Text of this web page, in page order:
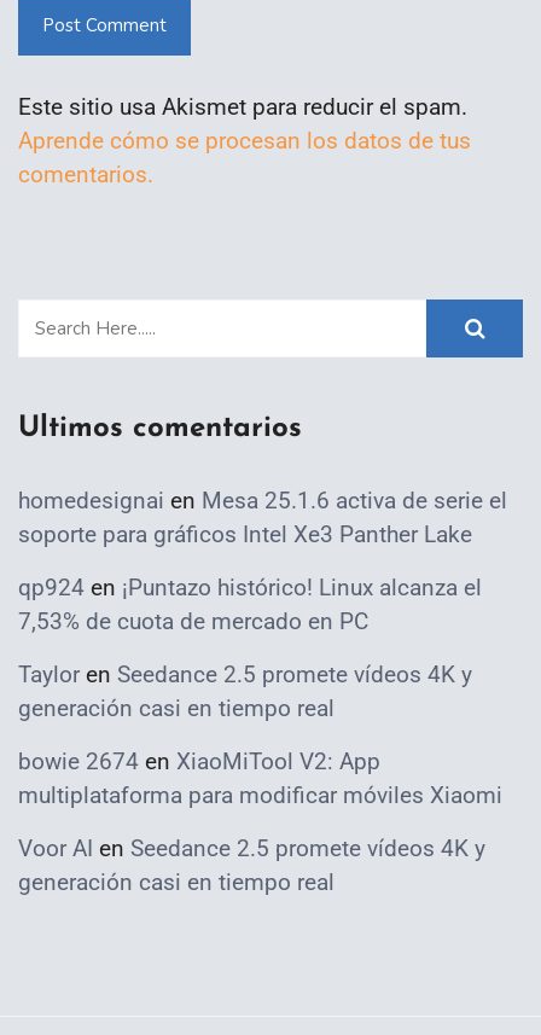
Post Comment
Este sitio usa Akismet para reducir el spam.
Aprende cómo se procesan los datos de tus
comentarios.
Ultimos comentarios
homedesignai en Mesa 25.1.6 activa de serie el
soporte para gráficos Intel Xe3 Panther Lake
qp924 en ¡Puntazo histórico! Linux alcanza el
7,53% de cuota de mercado en PC
Taylor en Seedance 2.5 promete vídeos 4K y
generación casi en tiempo real
bowie 2674 en XiaoMiTool V2: App
multiplataforma para modificar móviles Xiaomi
Voor AI en Seedance 2.5 promete vídeos 4K y
generación casi en tiempo real